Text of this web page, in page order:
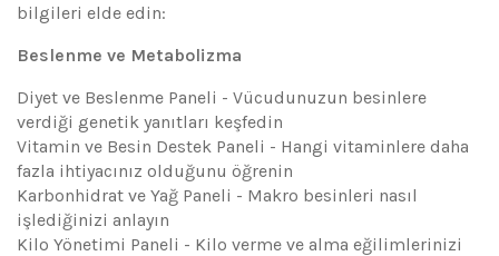
bilgileri elde edin:
Beslenme ve Metabolizma
Diyet ve Beslenme Paneli - Vücudunuzun besinlere
verdiği genetik yanıtları keşfedin
Vitamin ve Besin Destek Paneli - Hangi vitaminlere daha
fazla ihtiyacınız olduğunu öğrenin
Karbonhidrat ve Yağ Paneli - Makro besinleri nasıl
işlediğinizi anlayın
Kilo Yönetimi Paneli - Kilo verme ve alma eğilimlerinizi